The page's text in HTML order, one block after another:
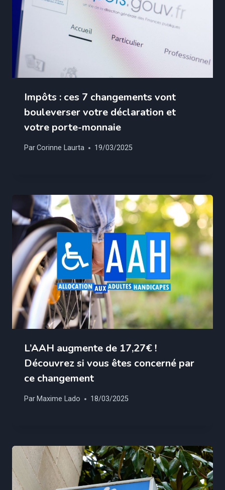
Impôts : ces 7 changements vont
bouleverser votre déclaration et
votre porte-monnaie
ParCorinne Laurta 19/03/2025
L’AAH augmente de 17,27€ !
Découvrez si vous êtes concerné par
ce changement
Par Maxime Lado 18/03/2025